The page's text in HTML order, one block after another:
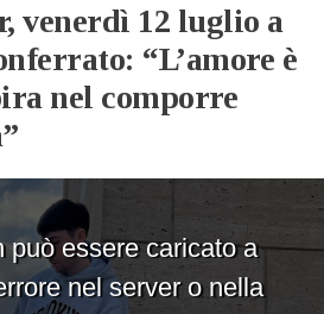
venerdì 12 luglio a
“L’amore è
nel comporre